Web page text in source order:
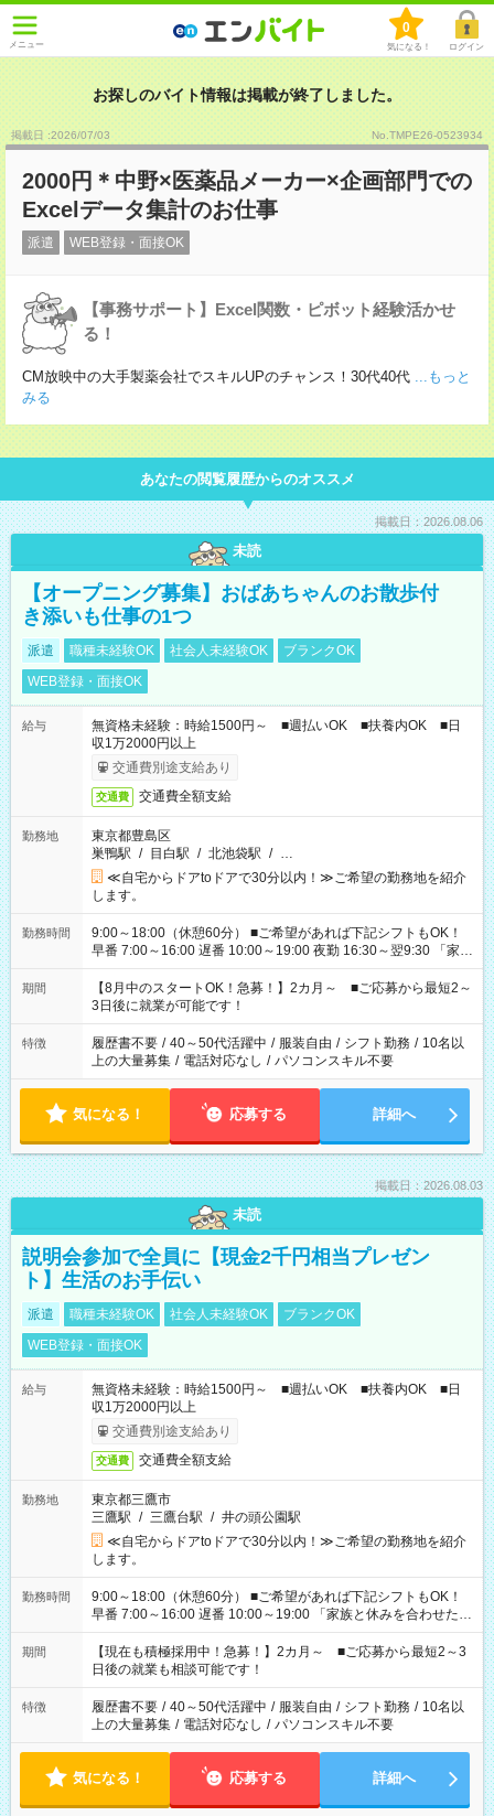
メニュー
0
気になる！ ログイン
お探しのバイト情報は掲載が終了しました。
掲載日 :2026/07/03 No.TMPE26-0523934
2000円＊中野×医薬品メーカー×企画部門での
Excelデータ集計のお仕事
派遣 WEB登録・面接OK
【事務サポート】Excel関数・ピボット経験活かせ
る！
CM放映中の大手製薬会社でスキルUPのチャンス！30代40代 ...もっと
みる
あなたの閲覧履歴からのオススメ
掲載日：2026.08.06
未読
【オープニング募集】おばあちゃんのお散歩付
き添いも仕事の1つ
派遣 職種未経験OK 社会人未経験OK
ブランクOK
WEB登録・面接OK
給与
無資格未経験：時給1500円～ ■週払いOK ■扶養内OK ■日
収1万2000円以上
交通費別途支給あり
交通費 交通費全額支給
勤務地
東京都豊島区
巣鴨駅 / 目白駅 / 北池袋駅 / …
≪自宅からドアtoドアで30分以内！≫ご希望の勤務地を紹介
します。
勤務時間
9:00～18:00（休憩60分） ■ご希望があれば下記シフトもOK！
早番 7:00～16:00 遅番 10:00～19:00 夜勤 16:30～翌9:30 「家族
と休みを合わせたい」 「余裕を持って夕飯の準備がしたい」
「できれば残業はしたくない」 など、ご希望を教えてください
ね。 ※Wワーク希望の方へ 今ご覧のお仕事で希望する勤務時間
と、もう1つのお仕事の勤務時間。 合計で週40時間を超える場
合は応募できません。
期間
【8月中のスタートOK！急募！】2カ月～ ■ご応募から最短2～
3日後に就業が可能です！
特徴 履歴書不要 / 40～50代活躍中 / 服装自由 / シフト勤務 / 10名以
上の大量募集 / 電話対応なし / パソコンスキル不要
気になる！ 応募する 詳細へ
掲載日：2026.08.03
未読
説明会参加で全員に【現金2千円相当プレゼン
ト】生活のお手伝い
派遣 職種未経験OK 社会人未経験OK
ブランクOK
WEB登録・面接OK
給与
無資格未経験：時給1500円～ ■週払いOK ■扶養内OK ■日
収1万2000円以上
交通費別途支給あり
交通費 交通費全額支給
勤務地
東京都三鷹市
三鷹駅 / 三鷹台駅 / 井の頭公園駅
≪自宅からドアtoドアで30分以内！≫ご希望の勤務地を紹介
します。
勤務時間
9:00～18:00（休憩60分） ■ご希望があれば下記シフトもOK！
早番 7:00～16:00 遅番 10:00～19:00 「家族と休みを合わせた
い」 「余裕を持って夕飯の準備がしたい」 「できれば残業はし
たくない」 など、ご希望を教えてくださいね。 ※Wワーク希望
の方へ 今ご覧のお仕事で希望する勤務時間と、もう1つのお仕事
の勤務時間。 合計で週40時間を超える場合は応募できません。
期間
【現在も積極採用中！急募！】2カ月～ ■ご応募から最短2～3
日後の就業も相談可能です！
特徴 履歴書不要 / 40～50代活躍中 / 服装自由 / シフト勤務 / 10名以
上の大量募集 / 電話対応なし / パソコンスキル不要
気になる！ 応募する 詳細へ